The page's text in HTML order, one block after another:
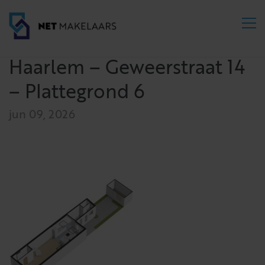
Haarlem – Geweerstraat 14
– Plattegrond 6
jun 09, 2026